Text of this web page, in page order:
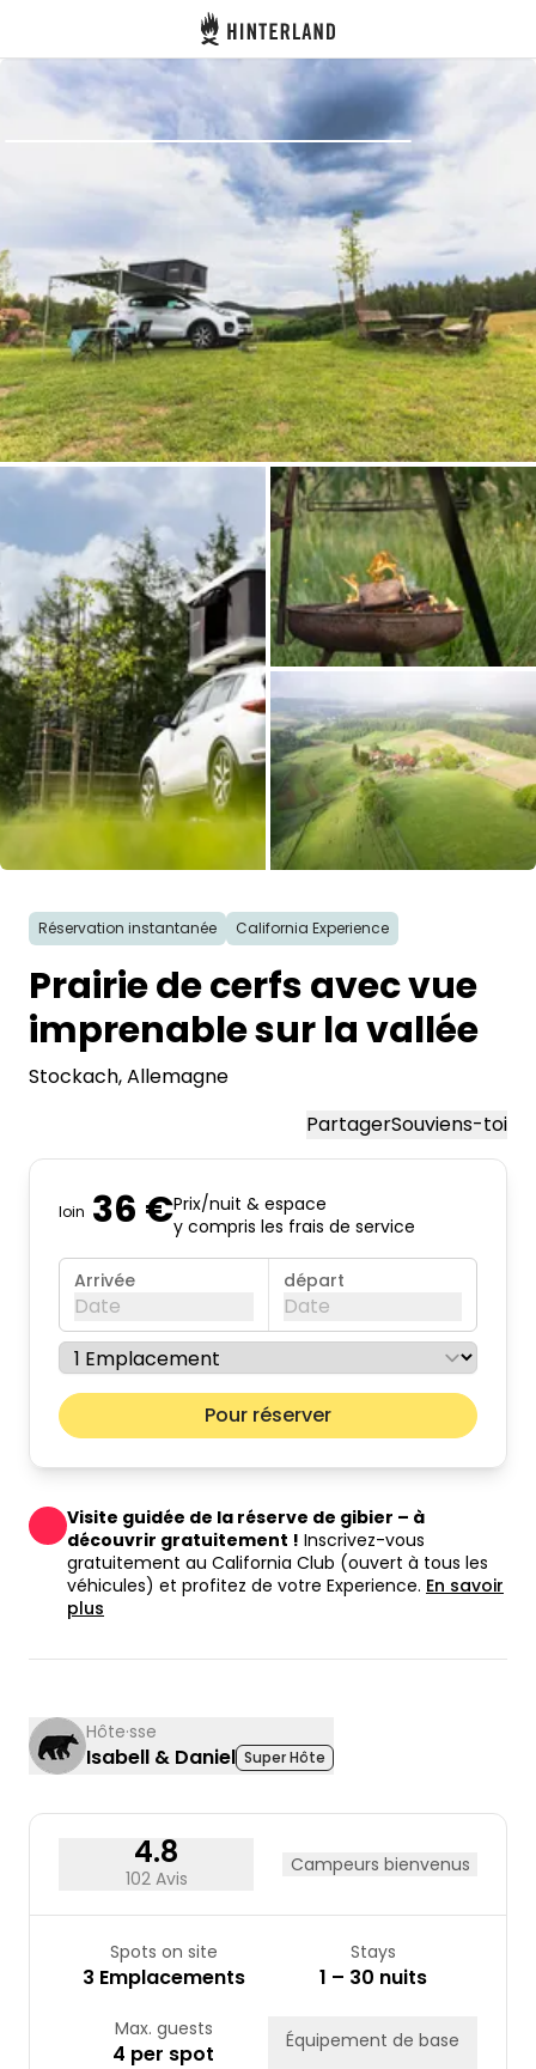
Hinterland
Créer un compte
Devenir hôte·sse
Emplacements
Hébergements
Routes
Demande à Howdy
Inspiration photo
Conseils et inspirations
Récits d'aventures
Bons cadeaux
Shop
Contact
Select language
Réservation instantanée California Experience
Prairie de cerfs avec vue
imprenable sur la vallée
Stockach, Allemagne
PartagerSouviens-toi
loin 36 €Prix/nuit & espace
y compris les frais de service
Arrivée
Date
départ
Date
août 2026
Mois
mer. jeu. ven.
10
11 12 13 14 15
17
18 19 20 21 22
23
24
Pour réserver
Visite guidée de la réserve de gibier – à
découvrir gratuitement ! Inscrivez-vous
gratuitement au California Club (ouvert à tous les
véhicules) et profitez de votre Experience. En savoir
plus
Hôte·sse
Isabell & Daniel Super Hôte
4.8
102 Avis
Campeurs bienvenus
Spots on site
3 Emplacements
Stays
1 – 30 nuits
Max. guests
4 per spot Équipement de base